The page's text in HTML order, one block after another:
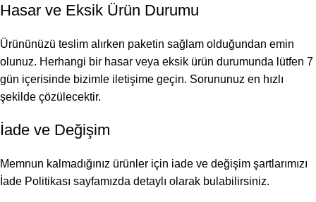
Hasar ve Eksik Ürün Durumu
Ürününüzü teslim alırken paketin sağlam olduğundan emin
olunuz. Herhangi bir hasar veya eksik ürün durumunda lütfen 7
gün içerisinde bizimle iletişime geçin. Sorununuz en hızlı
şekilde çözülecektir.
İade ve Değişim
Memnun kalmadığınız ürünler için iade ve değişim şartlarımızı
İade Politikası sayfamızda detaylı olarak bulabilirsiniz.